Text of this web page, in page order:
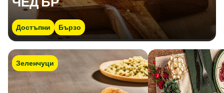
Достъпни Бързо
Зеленчуци